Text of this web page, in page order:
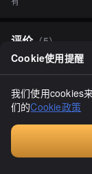
评价（5）
食べ過ぎ太り
憾，目前还
理解我可能
【2020年6
三次评论，
Cookie使用提醒
我们使用cookies
们的Cookie政策